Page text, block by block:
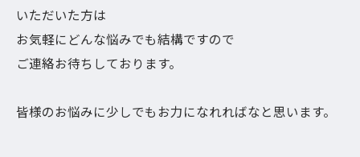
いただいた方は
お気軽にどんな悩みでも結構ですので
ご連絡お待ちしております。
皆様のお悩みに少しでもお力になれればなと思います。